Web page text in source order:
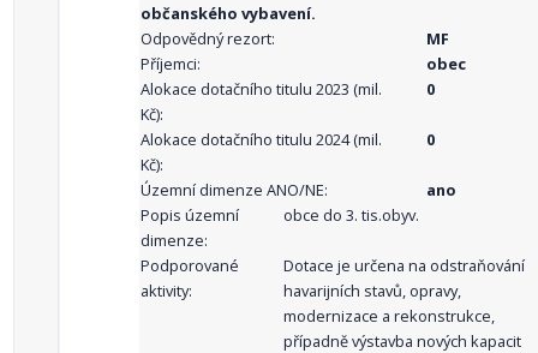
občanského vybavení.
Odpovědný rezort:
MF
Příjemci:
obec
Alokace dotačního titulu 2023 (mil.
Kč):
0
Alokace dotačního titulu 2024 (mil.
Kč):
0
Územní dimenze ANO/NE:
ano
Popis územní
dimenze:
obce do 3. tis.obyv.
Podporované
aktivity:
Dotace je určena na odstraňování
havarijních stavů, opravy,
modernizace a rekonstrukce,
případně výstavba nových kapacit